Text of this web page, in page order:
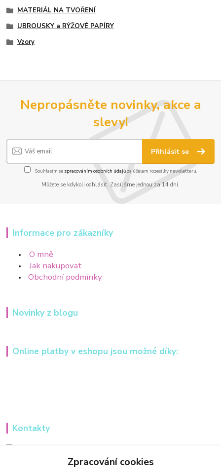
MATERIÁL NA TVOŘENÍ
UBROUSKY a RÝŽOVÉ PAPÍRY
Vzory
Nepropásněte novinky, akce a
slevy!
Přihlásit se
Souhlasím se zpracováním osobních údajůza účelem rozesílky newsletteru.
Můžete se kdykoli odhlásit. Zasíláme jednou za 14 dní.
Informace pro zákazníky
O mně
Jak nakupovat
Obchodní podmínky
Novinky z blogu
Online platby v eshopu jsou možné díky:
Kontakty
+420 607984148
Zpracování cookies